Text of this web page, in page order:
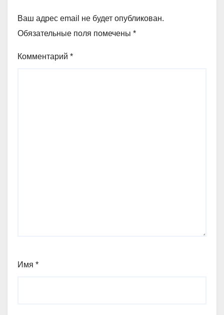
Ваш адрес email не будет опубликован.
Обязательные поля помечены *
Комментарий *
Имя *